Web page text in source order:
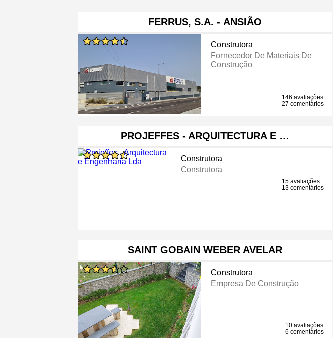
FERRUS, S.A. - ANSIÃO
Construtora
Fornecedor De Materiais De
Construção
146 avaliações
27 comentários
PROJEFFES - ARQUITECTURA E …
Construtora
Construtora
15 avaliações
13 comentários
SAINT GOBAIN WEBER AVELAR
Construtora
Empresa De Construção
10 avaliações
6 comentários